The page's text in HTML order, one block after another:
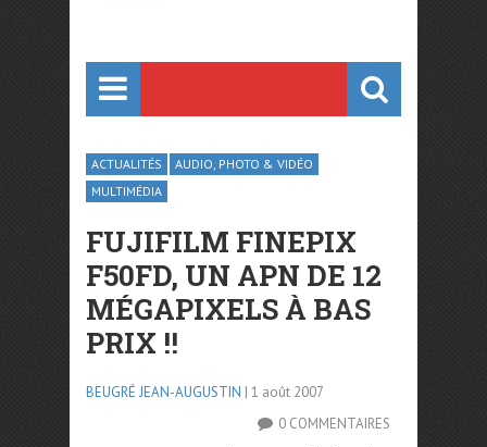
ACTUALITÉS
AUDIO, PHOTO & VIDÉO
MULTIMÉDIA
FUJIFILM FINEPIX
F50FD, UN APN DE 12
MÉGAPIXELS À BAS
PRIX !!
BEUGRÉ JEAN-AUGUSTIN | 1 août 2007
0 COMMENTAIRES